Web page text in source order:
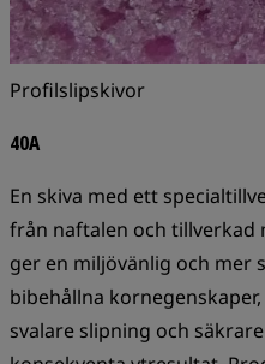
Profilslipskivor
40A
En skiva med ett
från naftalen och
ger en miljövänlig och
bibehållna
svalare slipning och